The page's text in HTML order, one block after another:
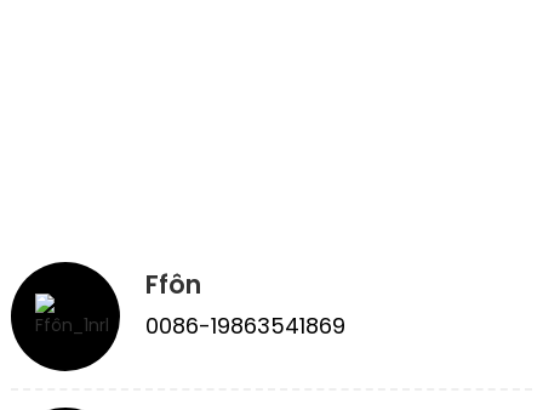
Ffôn
0086-19863541869